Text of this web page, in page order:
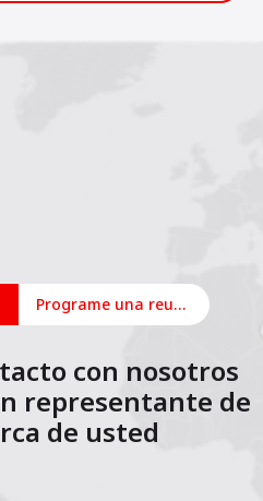
Programe una reunión en línea
con nosotros
representante de
de usted